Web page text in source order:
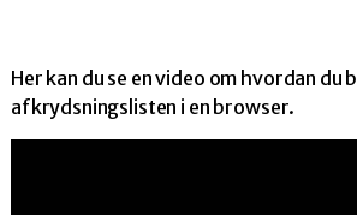
Her kan du se en video om hvordan du
afkrydsningslisten i en browser.